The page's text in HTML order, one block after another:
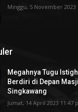
Minggu, 5 November 2023
Megahnya Tugu
Berdiri di Depan
Singkawang
Jumat, 14 April 2023 11:47